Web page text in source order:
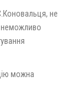
не
неможливо
можна